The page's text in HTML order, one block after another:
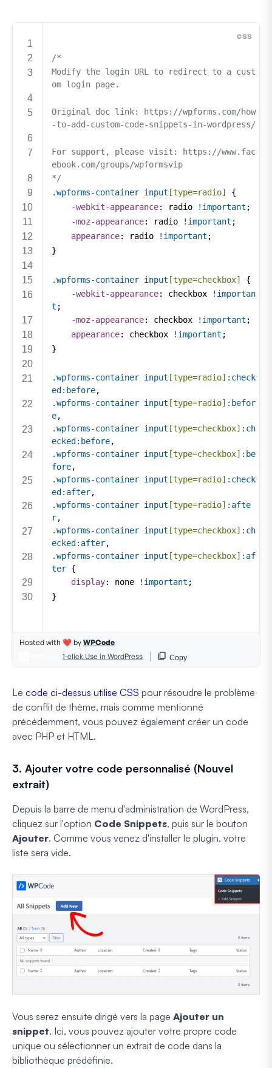
Le code ci-dessus utilise CSS pour résoudre le problème
de conflit de thème, mais comme mentionné
précédemment, vous pouvez également créer un code
avec PHP et HTML.
3. Ajouter votre code personnalisé (Nouvel
extrait)
Depuis la barre de menu d'administration de WordPress,
cliquez sur l'option Code Snippets, puis sur le bouton
Ajouter. Comme vous venez d'installer le plugin, votre
liste sera vide.
Vous serez ensuite dirigé vers la page Ajouter un
snippet. Ici, vous pouvez ajouter votre propre code
unique ou sélectionner un extrait de code dans la
bibliothèque prédéfinie.